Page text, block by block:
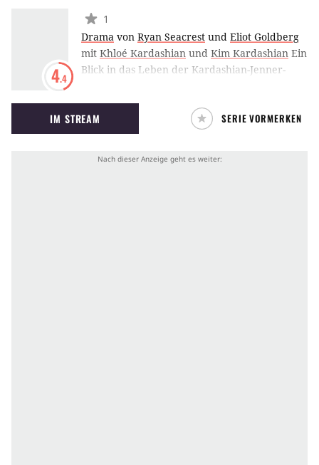
4.4
1
Drama von Ryan Seacrest und Eliot Goldberg
mit Khloé Kardashian und Kim Kardashian Ein
Blick in das Leben der Kardashian-Jenner-
seelenlosen Hüllen von Reality-Stars, über die
eines Tages entschieden wurde, dass sie von
nun an berühmt sein sollen.
IM STREAM SERIE VORMERKEN